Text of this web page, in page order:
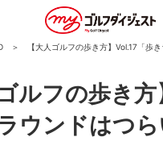
【大人ゴルフの歩き方】Vol.17「歩
ゴルフの歩き
ウンドはつら